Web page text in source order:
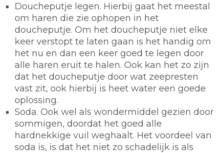
Doucheputje legen. Hierbij gaat het meestal
om haren die zie ophopen in het
doucheputje. Om het doucheputje niet elke
keer verstopt te laten gaan is het handig om
het nu en dan een keer goed te legen door
alle haren eruit te halen. Ook kan het zo zijn
dat het doucheputje door wat zeepresten
vast zit, ook hierbij is heet water een goede
oplossing.
Soda. Ook wel als wondermiddel gezien door
sommigen, doordat het goed alle
hardnekkige vuil weghaalt. Het voordeel van
soda is, is dat het niet zo schadelijk is als